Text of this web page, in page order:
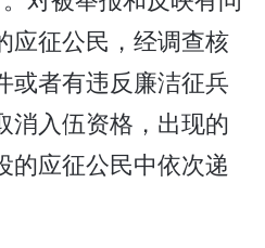
应征公民，经调查核
或者有违反廉洁征兵
消入伍资格，出现的
的应征公民中依次递